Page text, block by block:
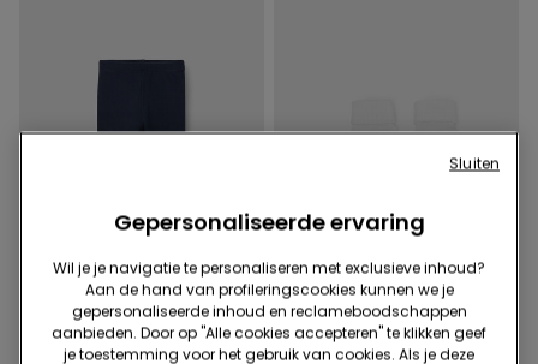
-50%
3 sale-items, 70% korting
2 Kleuren
-67%
3 sale-items, 70% korting
4 Kleuren
Gepersonaliseerde ervaring
Wil je je navigatie te personaliseren met exclusieve inhoud?
Aan de hand van profileringscookies kunnen we je
gepersonaliseerde inhoud en reclameboodschappen
aanbieden. Door op "Alle cookies accepteren" te klikken geef
je toestemming voor het gebruik van cookies. Als je deze
Sluiten